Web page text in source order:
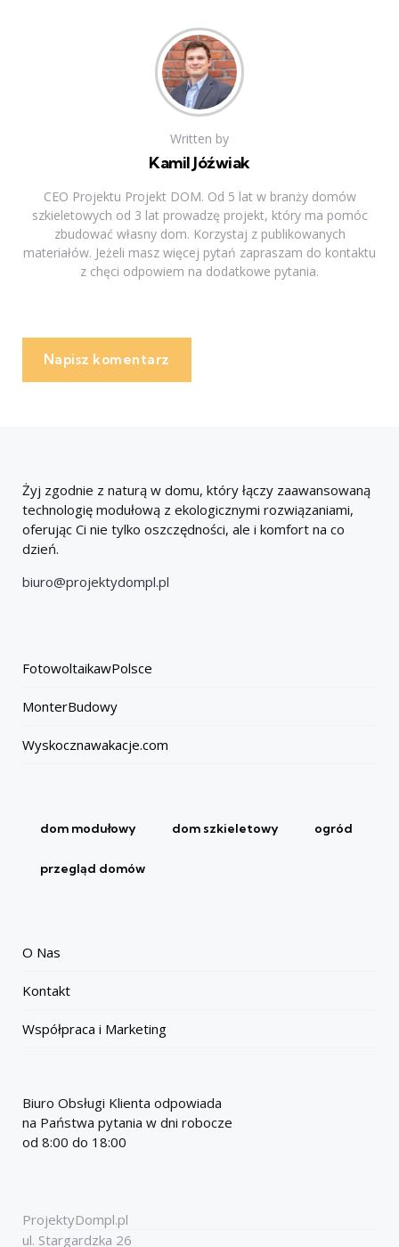
Written by
Kamil Jóźwiak
CEO Projektu Projekt DOM. Od 5 lat w branży domów
szkieletowych od 3 lat prowadzę projekt, który ma pomóc
zbudować własny dom. Korzystaj z publikowanych
materiałów. Jeżeli masz więcej pytań zapraszam do kontaktu
z chęci odpowiem na dodatkowe pytania.
Napisz komentarz
Żyj zgodnie z naturą w domu, który łączy zaawansowaną
technologię modułową z ekologicznymi rozwiązaniami,
oferując Ci nie tylko oszczędności, ale i komfort na co
dzień.
biuro@projektydompl.pl
FotowoltaikawPolsce
MonterBudowy
Wyskocznawakacje.com
dom modułowy dom szkieletowy ogród
przegląd domów
O Nas
Kontakt
Współpraca i Marketing
Biuro Obsługi Klienta odpowiada
na Państwa pytania w dni robocze
od 8:00 do 18:00
ProjektyDompl.pl
ul. Stargardzka 26